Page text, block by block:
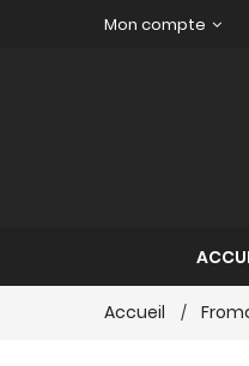
Mon compte
Accueil